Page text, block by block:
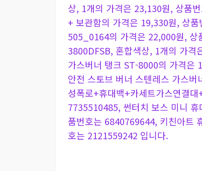
상, 1개의 가격은 23,130원, 상품
+ 보관함의 가격은 19,330원, 상
505_0164의 가격은 22,000원, 상
3800DFSB, 혼합색상, 1개의 가
가스버너 탱크 ST-8000의 가격은
안전 스토브 버너 스텐레스 가스
성폭로+휴대백+카세트가스연결
7735510485, 썬터치 보스 미니
품번호는 6840769644, 키친아트
호는 2121559242 입니다.